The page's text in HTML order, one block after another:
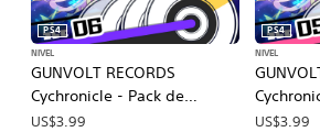
GUNVOLT RECORDS
Cychronicle - Pack de
canciones 6, Lumen y Luxia:
PS4
NIVEL
US$3.99
PS4
NIVEL
US$3.99